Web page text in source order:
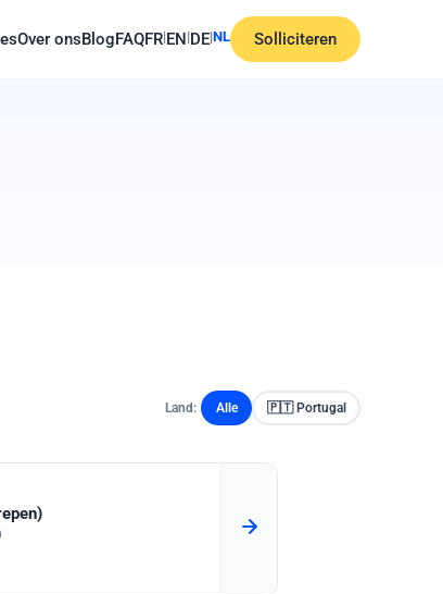
Over onsBlogFAQFR|EN|DE|NL Solliciteren
Land: Alle 🇵🇹 Portugal